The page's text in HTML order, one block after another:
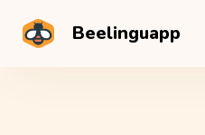
Beelinguapp